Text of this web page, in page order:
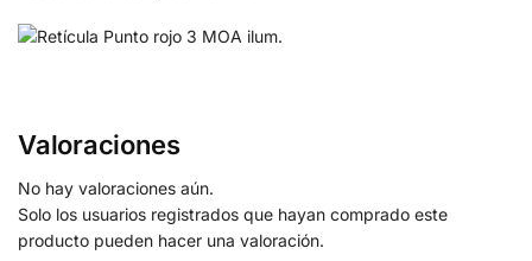
Valoraciones
No hay valoraciones aún.
Solo los usuarios registrados que hayan comprado este
producto pueden hacer una valoración.